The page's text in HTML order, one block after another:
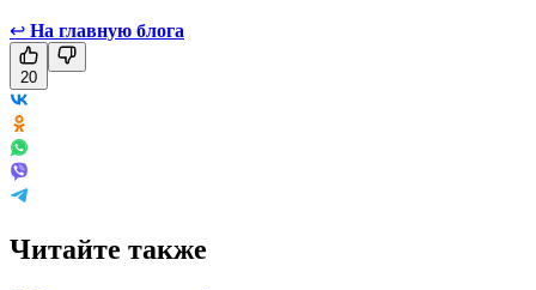
↩ На главную блога
20
Читайте также